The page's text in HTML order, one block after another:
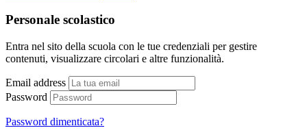
Personale scolastico
Entra nel sito della scuola con le tue credenziali per gestire
contenuti, visualizzare circolari e altre funzionalità.
Email address
Password
Password dimenticata?